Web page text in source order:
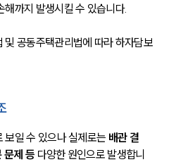
까지 발생시킬 수 있습니다.
및 공동주택관리법에 따라 하자담보
보일 수 있으나 실제로는 배관 결
문제 등 다양한 원인으로 발생합니